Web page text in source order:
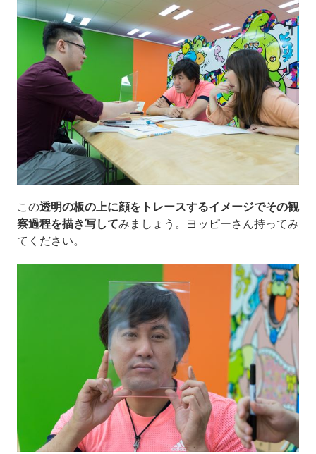
この透明の板の上に顔をトレースするイメージでその観
察過程を描き写してみましょう。ヨッピーさん持ってみ
てください。